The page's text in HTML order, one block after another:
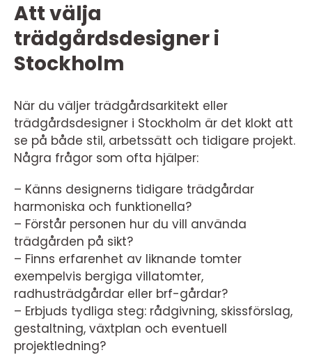
Att välja
trädgårdsdesigner i
Stockholm
När du väljer trädgårdsarkitekt eller
trädgårdsdesigner i Stockholm är det klokt att
se på både stil, arbetssätt och tidigare projekt.
Några frågor som ofta hjälper:
– Känns designerns tidigare trädgårdar
harmoniska och funktionella?
– Förstår personen hur du vill använda
trädgården på sikt?
– Finns erfarenhet av liknande tomter
exempelvis bergiga villatomter,
radhusträdgårdar eller brf-gårdar?
– Erbjuds tydliga steg: rådgivning, skissförslag,
gestaltning, växtplan och eventuell
projektledning?